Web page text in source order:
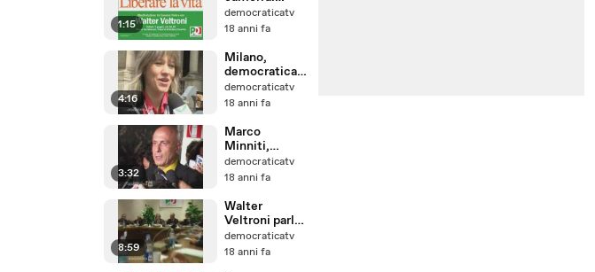
1:15
Liberare la
vita
democraticatv
18 anni fa
4:16
Milano,
democraticat
v ascolta la
tua voce
democraticatv
18 anni fa
3:32
Marco
Minniti,
ministro del
governo
democraticatv
18 anni fa
8:59
Walter
Veltroni parla
del suo
"governo
democraticatv
18 anni fa